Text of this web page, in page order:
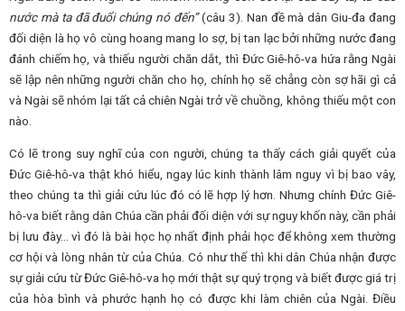
nước mà ta đã đuổi chúng nó đến”(câu 3). Nan đề mà dân Giu-đa đang
đối diện là họ vô cùng hoang mang lo sợ, bị tan lạc bởi những nước đang
đánh chiếm họ, và thiếu người chăn dắt, thì Đức Giê-hô-va hứa rằng Ngài
sẽ lập nên những người chăn cho họ, chính họ sẽ chẳng còn sợ hãi gì cả
và Ngài sẽ nhóm lại tất cả chiên Ngài trở về chuồng, không thiếu một con
nào.
Có lẽ trong suy nghĩ của con người, chúng ta thấy cách giải quyết của
Đức Giê-hô-va thật khó hiểu, ngay lúc kinh thành lâm nguy vì bị bao vây,
theo chúng ta thì giải cứu lúc đó có lẽ hợp lý hơn. Nhưng chính Đức Giê-
hô-va biết rằng dân Chúa cần phải đối diện với sự nguy khốn này, cần phải
bị lưu đày… vì đó là bài học họ nhất định phải học để không xem thường
cơ hội và lòng nhân từ của Chúa. Có như thế thì khi dân Chúa nhận được
sự giải cứu từ Đức Giê-hô-va họ mới thật sự quý trọng và biết được giá trị
của hòa bình và phước hạnh họ có được khi làm chiên của Ngài. Điều